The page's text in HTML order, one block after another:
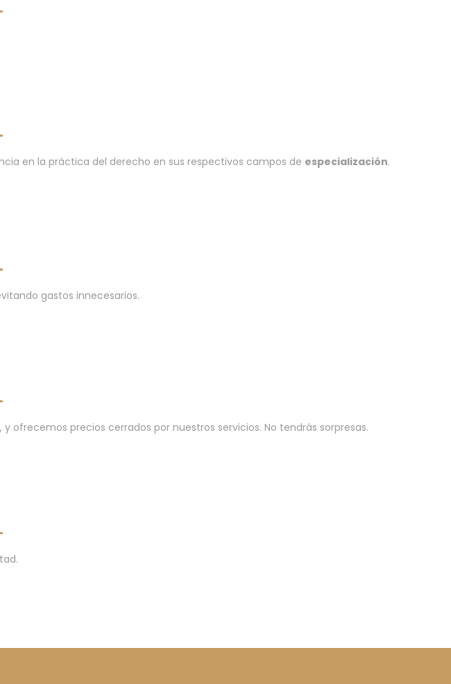
en la práctica del derecho en sus respectivos campos de especialización.
gastos innecesarios.
ofrecemos precios cerrados por nuestros servicios. No tendrás sorpresas.